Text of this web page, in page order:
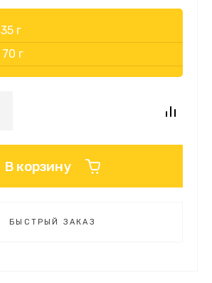
35 г
70 г
В корзину
БЫСТРЫЙ ЗАКАЗ